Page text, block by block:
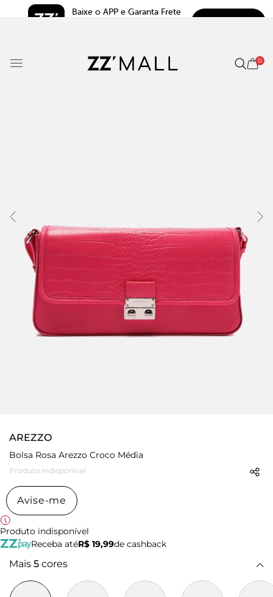
Baixe o APP e Garanta Frete
0
AREZZO
Bolsa Rosa Arezzo Croco Média
Produto indisponível
Avise-me
Produto indisponível
Receba atéR$ 19,99de cashback
Mais 5 cores